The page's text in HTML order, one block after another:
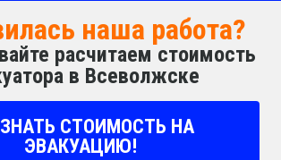
наша работа?
расчитаем стоимость
в Всеволжске
СТОИМОСТЬ НА
ЭВАКУАЦИЮ!